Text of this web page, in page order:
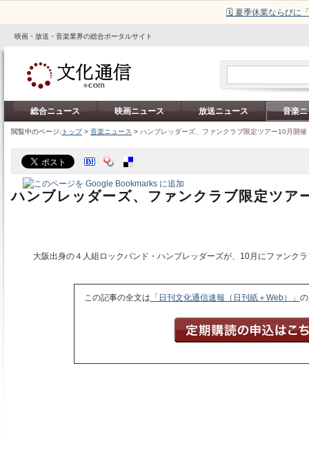
🗓️ 夏季休業ならびに
映画・放送・音楽業界の総合ポータルサイト
総合ニュース 映画ニュース 放送ニュース 音楽
閲覧中のページ: トップ> 音楽ニュース > ハンブレッダーズ、ファンクラブ限定ツアー10月開催
ハンブレッダーズ、ファンクラブ限定ツア
大阪出身の４人組ロックバンド・ハンブレッダーズが、10月にファンク
この記事の全文は 「日刊文化通信速報（日刊紙＋Web）」